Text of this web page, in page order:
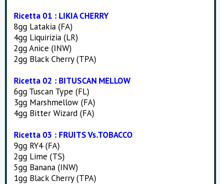
Ricetta 01 : LIKIA CHERRY
8gg Latakia (FA)
4gg Liquirizia (LR)
2gg Anice (INW)
2gg Black Cherry (TPA)
Ricetta 02 : BITUSCAN MELLOW
6gg Tuscan Type (FL)
3gg Marshmellow (FA)
4gg Bitter Wizard (FA)
Ricetta 03 : FRUITS Vs.TOBACCO
9gg RY4 (FA)
2gg Lime (TS)
5gg Banana (INW)
1gg Black Cherry (TPA)